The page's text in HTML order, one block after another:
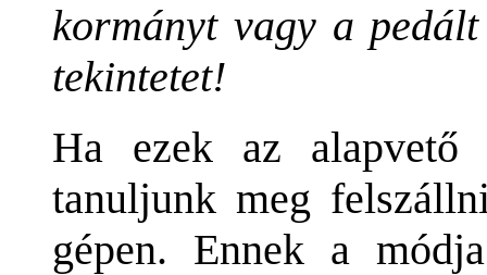
kormányt vagy a
tekintetet!
Ha ezek az alapvető
tanuljunk meg
gépen. Ennek a